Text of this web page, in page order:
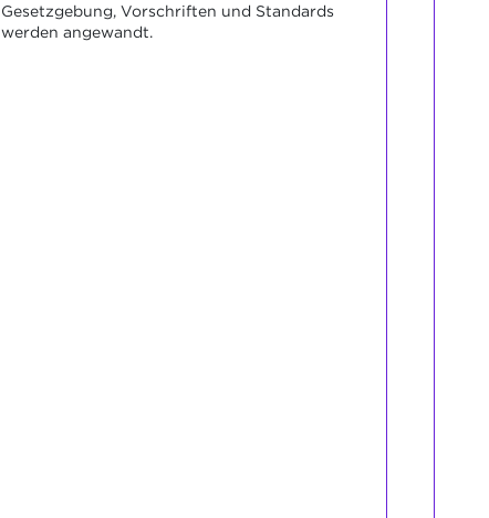
Gesetzgebung, Vorschriften und Standards
werden angewandt.